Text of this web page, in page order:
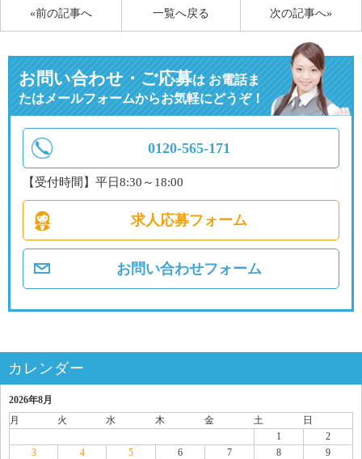
«前の記事へ 次の記事へ»
一覧へ戻る
お問い合わせ・ご応募はお電話ま
たはメールフォームからお気軽にどうぞ！
0120-565-171
【受付時間】平日8:30～18:00
求人応募フォーム
お問い合わせフォーム
カレンダー
2026年8月
月
火 水 木 金 土
日
1
2
3
4 5 6 7 8
9